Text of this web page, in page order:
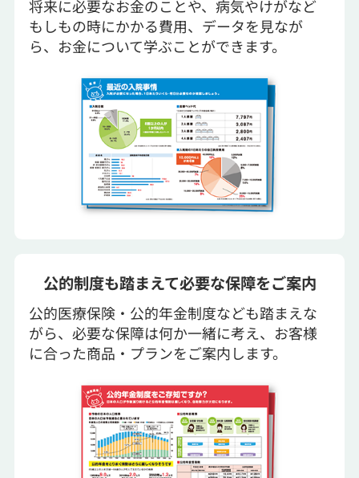
将来に必要なお金のことや、病気やけがなど
もしもの時にかかる費用、データを見なが
ら、お金について学ぶことができます。
公的医療保険・公的年金制度なども踏まえな
がら、必要な保障は何か一緒に考え、お客様
に合った商品・プランをご案内します。
公的制度も踏まえて必要な保障をご案内